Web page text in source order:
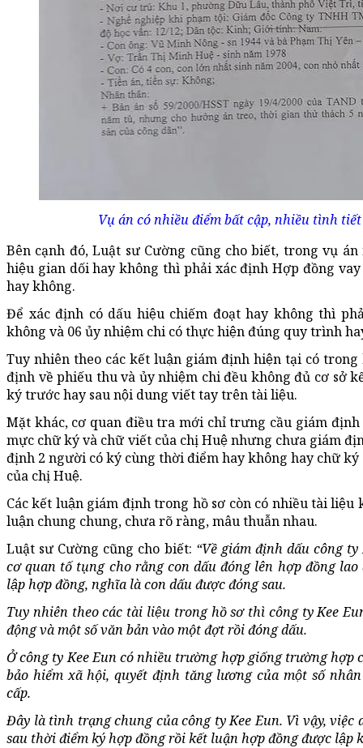
Vụ án có nhiều điểm bất cập, nhiều tình
Bên cạnh đó, Luật sư Cường cũng cho biết, trong vụ
hiệu gian dối hay không thì phải xác định Hợp đồng
hay không.
Để xác định có dấu hiệu chiếm đoạt hay không thì
không và 06 ủy nhiệm chi có thực hiện đúng quy trình
Tuy nhiên theo các kết luận giám định hiện tại có
định về phiếu thu và ủy nhiệm chi đều không đủ cơ sở
ký trước hay sau nội dung viết tay trên tài liệu.
Mặt khác, cơ quan điều tra mới chỉ trưng cầu giám
mực chữ ký và chữ viết của chị Huệ nhưng chưa giám
định 2 người có ký cùng thời điểm hay không hay chữ
của chị Huệ.
Các kết luận giám định trong hồ sơ còn có nhiều tài liệu
luận chung chung, chưa rõ ràng, mâu thuẫn nhau.
Luật sư Cường cũng cho biết: “Về giám định dấu công
cơ quan tố tụng cho rằng con dấu đóng lên hợp đồng
lập hợp đồng, nghĩa là con dấu được đóng sau.
Tuy nhiên theo các tài liệu trong hồ sơ thì công ty Kee
động và một số văn bản vào một đợt rồi đóng dấu.
Ở công ty Kee Eun có nhiều trường hợp giống trường hợp
bảo hiểm xã hội, quyết định tăng lương của một số
cấp.
Đây là tình trạng chung của công ty Kee Eun. Vì vậy, việc
sau thời điểm ký hợp đồng rồi kết luận hợp đồng được lập